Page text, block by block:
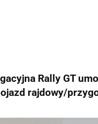
Rally GT
rajdowy/